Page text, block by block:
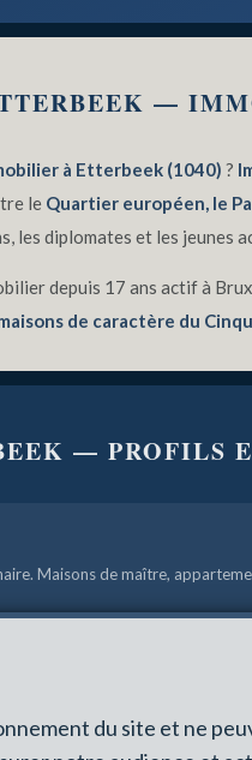
—
à Etterbeek (1040) ?
le Quartier européen, le
les diplomates et les
depuis 17 ans actif à
de caractère du
— PROFILS
Maisons de maître,
très demandés par
du site et ne